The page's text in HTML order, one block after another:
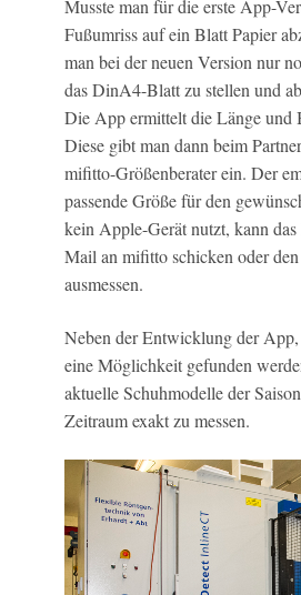
Musste man für die erste App-
Fußumriss auf ein Blatt Papier
man bei der neuen Version nur
das DinA4-Blatt zu stellen und
Die App ermittelt die Länge und
Diese gibt man dann beim
mifitto-Größenberater ein. Der
passende Größe für den
kein Apple-Gerät nutzt, kann
Mail an mifitto schicken oder
ausmessen.
Neben der Entwicklung der App,
eine Möglichkeit gefunden
aktuelle Schuhmodelle der
Zeitraum exakt zu messen.